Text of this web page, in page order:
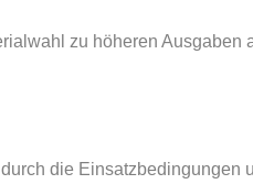
zu höheren Ausgaben
die Einsatzbedingungen